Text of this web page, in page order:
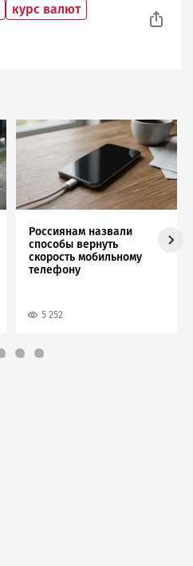
курс валют
Image
Россиянам назвали
способы вернуть
скорость мобильному
телефону
5 252